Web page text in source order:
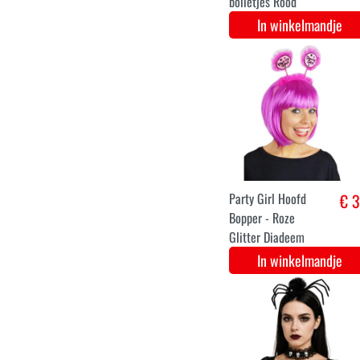
In winkelmandje
Hippie set
oorbellen,
halsketting en
haarband - Zilver
€
In winkelmandje